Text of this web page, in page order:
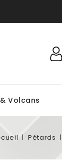
Volcans
Pétards